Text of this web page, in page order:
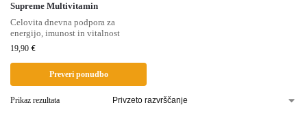
Supreme Multivitamin
Celovita dnevna podpora za
energijo, imunost in vitalnost
19,90 €
Preveri ponudbo
Prikaz rezultata